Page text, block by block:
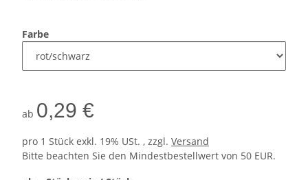
Farbe
ab 0,29 €
pro 1 Stück exkl. 19% USt. , zzgl. Versand
Bitte beachten Sie den Mindestbestellwert von 50 EUR.